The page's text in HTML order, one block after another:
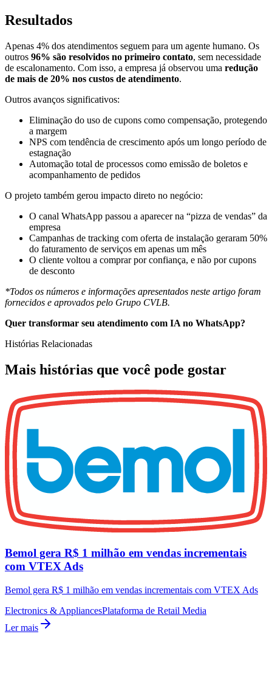
Resultados
Apenas 4% dos atendimentos seguem para um agente humano. Os
outros 96% são resolvidos no primeiro contato, sem necessidade
de escalonamento. Com isso, a empresa já observou uma redução
de mais de 20% nos custos de atendimento.
Outros avanços significativos:
Eliminação do uso de cupons como compensação, protegendo
a margem
NPS com tendência de crescimento após um longo período de
estagnação
Automação total de processos como emissão de boletos e
acompanhamento de pedidos
O projeto também gerou impacto direto no negócio:
O canal WhatsApp passou a aparecer na “pizza de vendas” da
empresa
Campanhas de tracking com oferta de instalação geraram 50%
do faturamento de serviços em apenas um mês
O cliente voltou a comprar por confiança, e não por cupons
de desconto
*Todos os números e informações apresentados neste artigo foram
fornecidos e aprovados pelo Grupo CVLB.
Quer transformar seu atendimento com IA no WhatsApp?
Histórias Relacionadas
Mais histórias que você pode gostar
Bemol gera R$ 1 milhão em vendas incrementais
com VTEX Ads
Bemol gera R$ 1 milhão em vendas incrementais com VTEX Ads
Electronics & AppliancesPlataforma de Retail Media
Ler mais